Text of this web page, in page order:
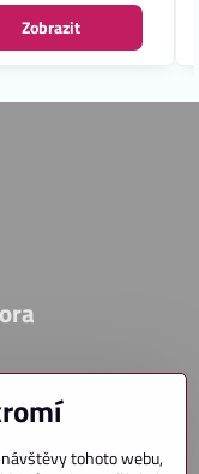
Zobrazit
tohoto webu,